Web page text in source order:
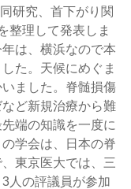
研究、首下がり関
整理して発表しま
は、横浜なので本
た。天候にめぐま
ました。脊髄損傷
ど新規治療から難
端の知識を一度に
学会は、日本の脊
東京医大では、三
人の評議員が参加